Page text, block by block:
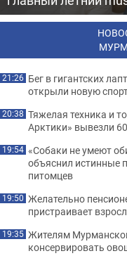
21:26 Бег в гигантских
открыли новую
20:38 Тяжелая техника и
Арктики» вывезли
19:54 «Собаки не умеют
объяснил истинные
питомцев
19:50 Желательно
пристраивает
19:35 Жителям
консервировать